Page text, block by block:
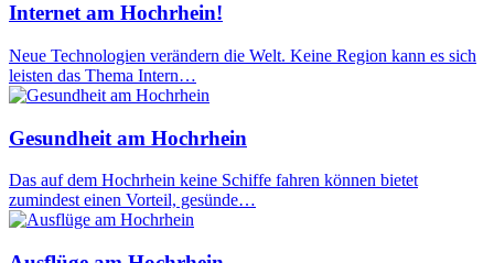
Internet am Hochrhein!
Neue Technologien verändern die Welt. Keine Region kann es sich
leisten das Thema Intern…
Gesundheit am Hochrhein
Das auf dem Hochrhein keine Schiffe fahren können bietet
zumindest einen Vorteil, gesünde…